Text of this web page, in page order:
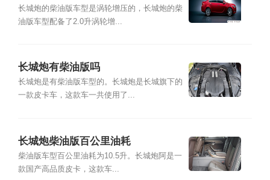
长城炮的柴油版车型是涡轮增压的，长城炮的柴
油版车型配备了2.0升涡轮增...
长城炮有柴油版吗
长城炮是有柴油版车型的。长城炮是长城旗下的
一款皮卡车，这款车一共使用了...
长城炮柴油版百公里油耗
柴油版车型百公里油耗为10.5升。长城炮阿是一
款国产高品质皮卡，这款车...